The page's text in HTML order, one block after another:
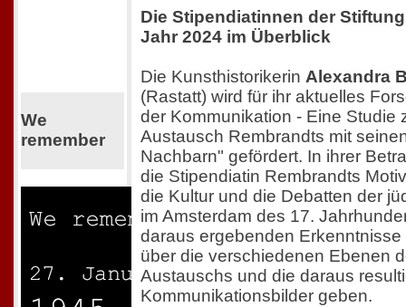
We
remember
Die Stipendiatinnen der
Jahr 2024 im Überblick
Die Kunsthistorikerin Alexandra
(Rastatt) wird für ihr aktuelles
der Kommunikation - Eine Studie
Austausch Rembrandts mit
Nachbarn" gefördert. In ihrer
die Stipendiatin Rembrandts
die Kultur und die Debatten der
im Amsterdam des 17.
daraus ergebenden
über die verschiedenen Ebenen
Austauschs und die daraus
Kommunikationsbilder geben.